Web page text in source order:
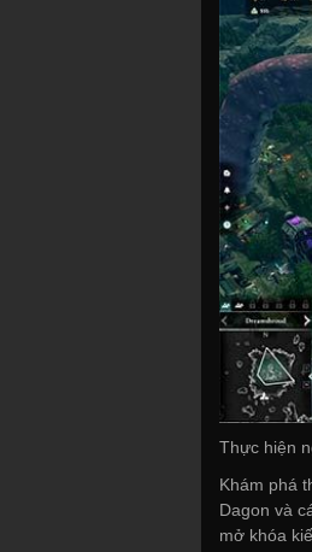
Thực hiện
Khám phá
Dagon và
mở khóa